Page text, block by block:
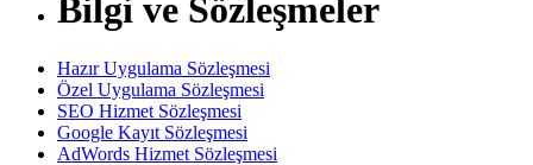
Bilgi ve Sözleşmeler
Hazır Uygulama Sözleşmesi
Özel Uygulama Sözleşmesi
SEO Hizmet Sözleşmesi
Google Kayıt Sözleşmesi
AdWords Hizmet Sözleşmesi